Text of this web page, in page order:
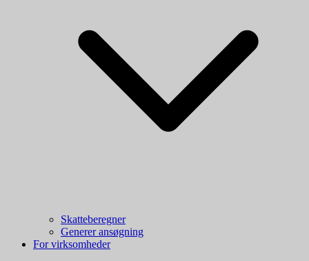
Skatteberegner
Generer ansøgning
For virksomheder